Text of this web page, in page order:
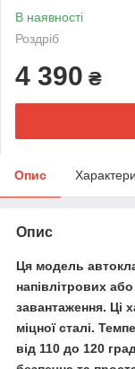
В наявності
Роздріб
4 390 ₴
Опис
Опис
Ця модель
напівлітрових
завантаження. Ці
міцної сталі.
від 110 до 120